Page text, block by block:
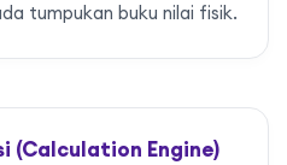
tumpukan buku nilai fisik.
(Calculation Engine)